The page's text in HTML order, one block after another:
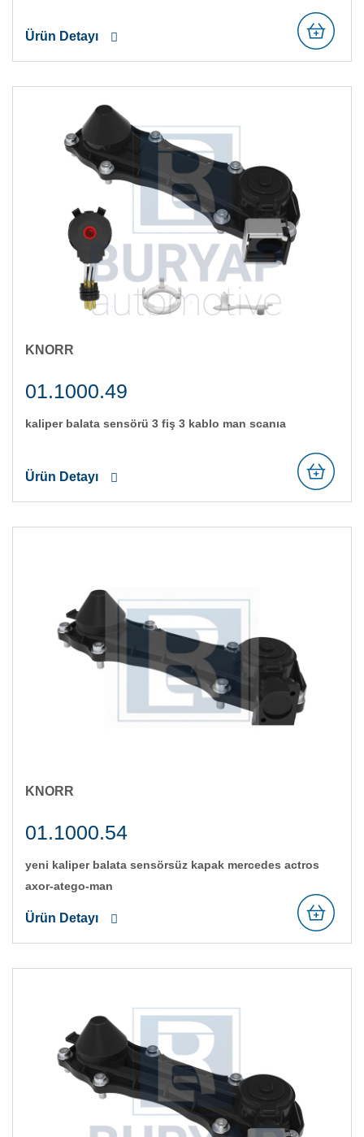
Ürün Detayı
KNORR
01.1000.49
kali̇per balata sensörü 3 fi̇ş 3 kablo man scania
Ürün Detayı
KNORR
01.1000.54
yeni̇ kali̇per balata sensörsüz kapak mercedes actros
axor-atego-man
Ürün Detayı